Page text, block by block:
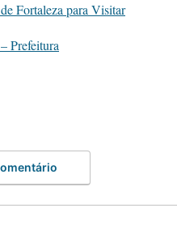
Fortaleza para Visitar
Prefeitura